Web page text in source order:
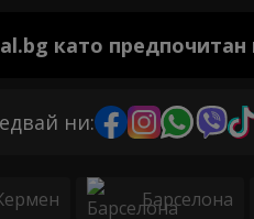
като предпочитан
ни:
Барселона